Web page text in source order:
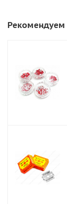
Рекомендуем